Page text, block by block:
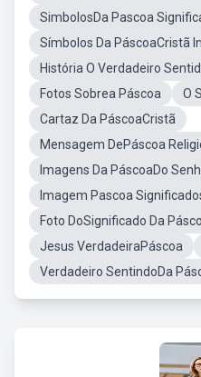
SimbolosDa Pascoa
Símbolos Da PáscoaCristã
História O Verdadeiro
Fotos Sobrea Páscoa
O
Cartaz Da PáscoaCristã
Mensagem DePáscoa
Imagens Da PáscoaDo
Imagem Pascoa
Foto DoSignificado Da
Jesus VerdadeiraPáscoa
Verdadeiro SentindoDa